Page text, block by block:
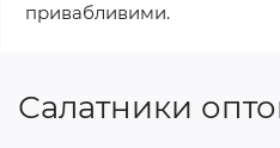
привабливими.
Салатники